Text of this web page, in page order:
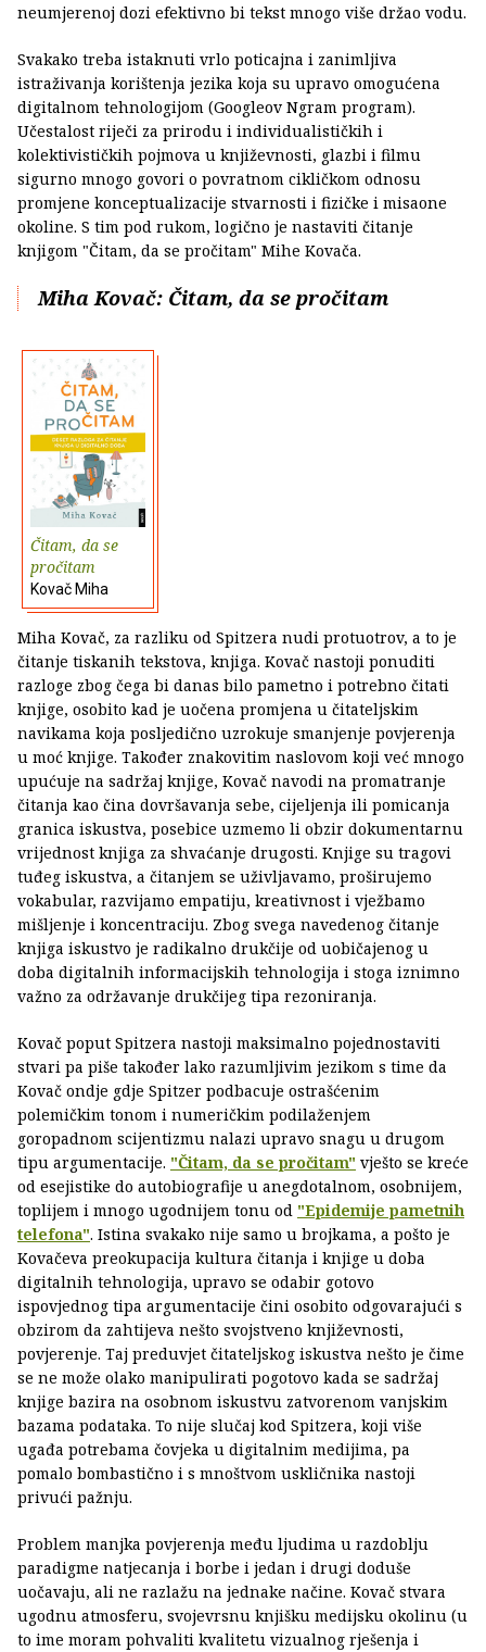
neumjerenoj dozi efektivno bi tekst mnogo više držao vodu.
Svakako treba istaknuti vrlo poticajna i zanimljiva
istraživanja korištenja jezika koja su upravo omogućena
digitalnom tehnologijom (Googleov Ngram program).
Učestalost riječi za prirodu i individualističkih i
kolektivističkih pojmova u književnosti, glazbi i filmu
sigurno mnogo govori o povratnom cikličkom odnosu
promjene konceptualizacije stvarnosti i fizičke i misaone
okoline. S tim pod rukom, logično je nastaviti čitanje
knjigom "Čitam, da se pročitam" Mihe Kovača.
Miha Kovač: Čitam, da se pročitam
Čitam, da se
pročitam
Kovač Miha
Miha Kovač, za razliku od Spitzera nudi protuotrov, a to je
čitanje tiskanih tekstova, knjiga. Kovač nastoji ponuditi
razloge zbog čega bi danas bilo pametno i potrebno čitati
knjige, osobito kad je uočena promjena u čitateljskim
navikama koja posljedično uzrokuje smanjenje povjerenja
u moć knjige. Također znakovitim naslovom koji već mnogo
upućuje na sadržaj knjige, Kovač navodi na promatranje
čitanja kao čina dovršavanja sebe, cijeljenja ili pomicanja
granica iskustva, posebice uzmemo li obzir dokumentarnu
vrijednost knjiga za shvaćanje drugosti. Knjige su tragovi
tuđeg iskustva, a čitanjem se uživljavamo, proširujemo
vokabular, razvijamo empatiju, kreativnost i vježbamo
mišljenje i koncentraciju. Zbog svega navedenog čitanje
knjiga iskustvo je radikalno drukčije od uobičajenog u
doba digitalnih informacijskih tehnologija i stoga iznimno
važno za održavanje drukčijeg tipa rezoniranja.
Kovač poput Spitzera nastoji maksimalno pojednostaviti
stvari pa piše također lako razumljivim jezikom s time da
Kovač ondje gdje Spitzer podbacuje ostrašćenim
polemičkim tonom i numeričkim podilaženjem
goropadnom scijentizmu nalazi upravo snagu u drugom
tipu argumentacije. "Čitam, da se pročitam" vješto se kreće
od esejistike do autobiografije u anegdotalnom, osobnijem,
toplijem i mnogo ugodnijem tonu od "Epidemije pametnih
telefona". Istina svakako nije samo u brojkama, a pošto je
Kovačeva preokupacija kultura čitanja i knjige u doba
digitalnih tehnologija, upravo se odabir gotovo
ispovjednog tipa argumentacije čini osobito odgovarajući s
obzirom da zahtijeva nešto svojstveno književnosti,
povjerenje. Taj preduvjet čitateljskog iskustva nešto je čime
se ne može olako manipulirati pogotovo kada se sadržaj
knjige bazira na osobnom iskustvu zatvorenom vanjskim
bazama podataka. To nije slučaj kod Spitzera, koji više
ugađa potrebama čovjeka u digitalnim medijima, pa
pomalo bombastično i s mnoštvom uskličnika nastoji
privući pažnju.
Problem manjka povjerenja među ljudima u razdoblju
paradigme natjecanja i borbe i jedan i drugi doduše
uočavaju, ali ne razlažu na jednake načine. Kovač stvara
ugodnu atmosferu, svojevrsnu knjišku medijsku okolinu (u
to ime moram pohvaliti kvalitetu vizualnog rješenja i